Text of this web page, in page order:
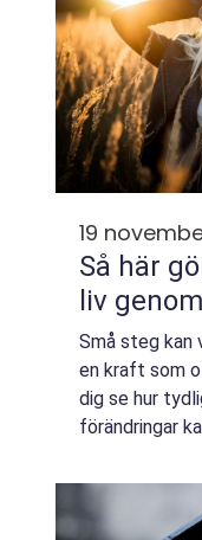
19
Så här
liv
Små steg kan
en kraft som
dig se hur
förändringar